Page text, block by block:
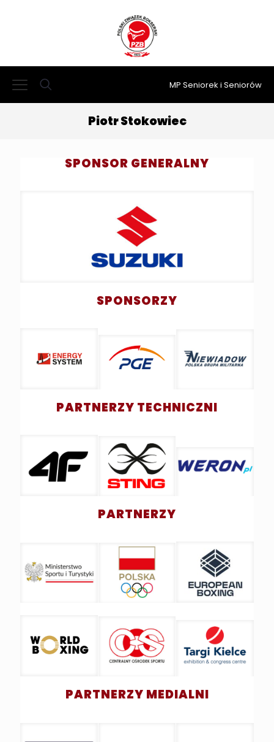
MP Seniorek i Seniorów
Piotr Stokowiec
SPONSOR GENERALNY
SPONSORZY
PARTNERZY TECHNICZNI
PARTNERZY
PARTNERZY MEDIALNI